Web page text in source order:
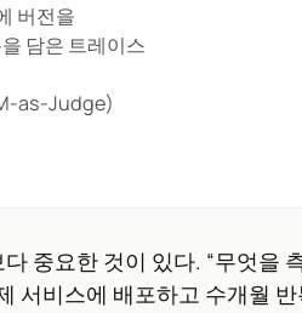
버전을
담은 트레이스
as-Judge)
중요한 것이 있다. “무엇을
서비스에 배포하고 수개월